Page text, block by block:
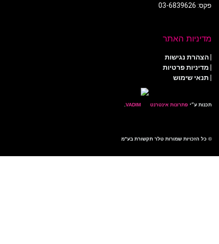
פקס: 03-6839626
מדיניות האתר
הצהרת נגישות
מדיניות פרטיות
| תנאי שימוש
תכנות ע״יפתרונות אינטרנט .
© כל הזכויות שמורות טלר תקשורת בע"מ